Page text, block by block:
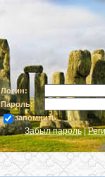
Логин:
Пароль:
запомнить
Забыл пароль|